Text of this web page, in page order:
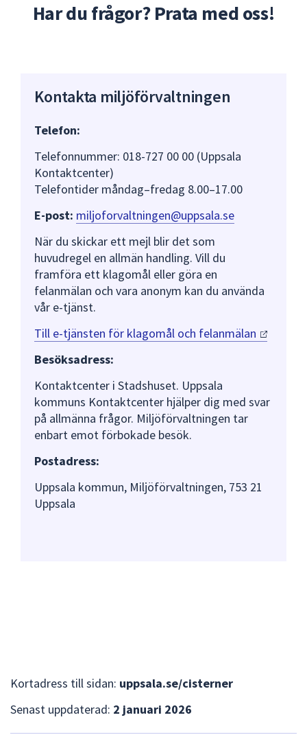
Har du frågor? Prata med oss!
Kontakta miljöförvaltningen
Telefon:
Telefonnummer: 018-727 00 00 (Uppsala
Kontaktcenter)
Telefontider måndag–fredag 8.00–17.00
E-post: miljoforvaltningen@uppsala.se
När du skickar ett mejl blir det som
huvudregel en allmän handling. Vill du
framföra ett klagomål eller göra en
felanmälan och vara anonym kan du använda
vår e-tjänst.
Till e-tjänsten för klagomål och felanmälan
Besöksadress:
Kontaktcenter i Stadshuset. Uppsala
kommuns Kontaktcenter hjälper dig med svar
på allmänna frågor. Miljöförvaltningen tar
enbart emot förbokade besök.
Postadress:
Uppsala kommun, Miljöförvaltningen, 753 21
Uppsala
Kortadress till sidan: uppsala.se/cisterner
Senast uppdaterad: 2 januari 2026